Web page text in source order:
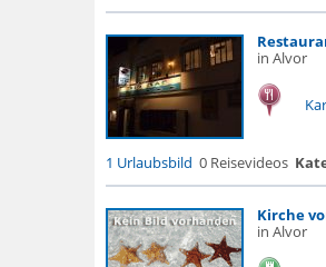
in Alvor
1 Urlaubsbild 0 Reisevideos
Kirche
in Alvor